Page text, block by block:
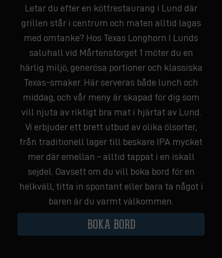
Letar du efter en köttrestaurang i Lund där
grillen står i centrum och maten alltid lagas
med omtanke? Hos Texas Longhorn I Lunds
saluhall vid Mårtenstorget 1 möter du en
härlig miljö, generösa portioner och klassiska
Texas-smaker. Här serveras både lunch och
middag, och vår meny är skapad för dig som
vill njuta av riktigt bra mat i hjärtat av Lund.
Vi erbjuder ett brett utbud av olika ölsorter,
från traditionell lager till beskare IPA mycket
mer där emellan – alltid tappat i en iskall
sejdel. Oavsett om du vill boka bord för en
helkväll, titta in spontant eller bara ta något i
baren är du varmt välkommen.
BOKA BORD